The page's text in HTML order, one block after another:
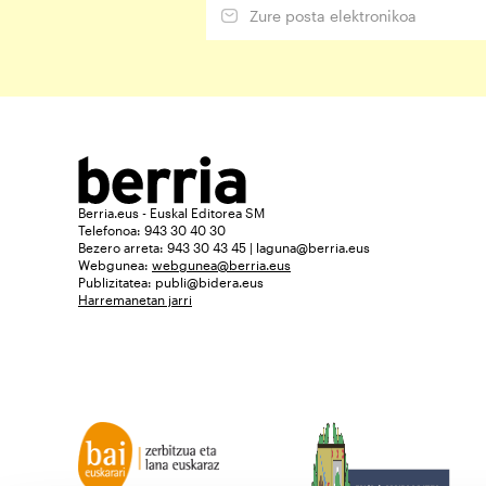
Berria.eus - Euskal Editorea SM
Telefonoa: 943 30 40 30
Bezero arreta: 943 30 43 45 | laguna@berria.eus
Webgunea: webgunea@berria.eus
Publizitatea: publi@bidera.eus
Harremanetan jarri